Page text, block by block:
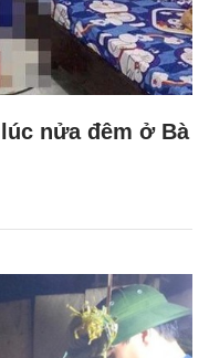
nửa đêm ở Bà